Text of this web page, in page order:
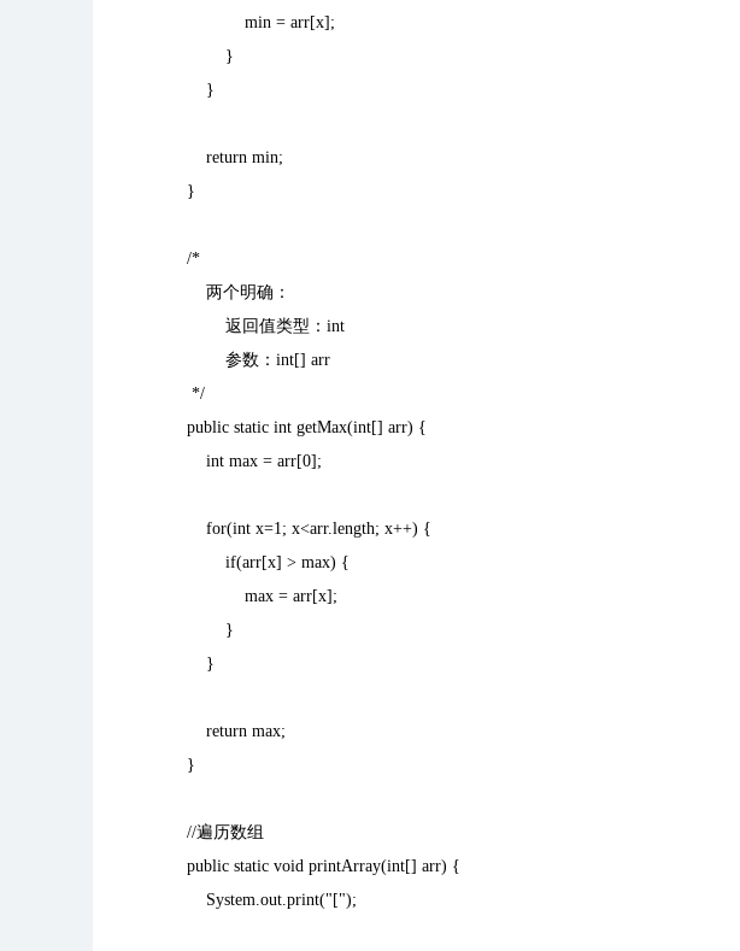
min = arr[x];
}
}
return min;
}
/*
两个明确：
返回值类型： int
参数： int[] arr
*/
public static int getMax(int[] arr) {
int max = arr[0];
for(int x=1; x<arr.length; x++) {
if(arr[x] > max) {
max = arr[x];
}
}
return max;
}
//遍历数组
public static void printArray(int[] arr) {
System.out.print("[");